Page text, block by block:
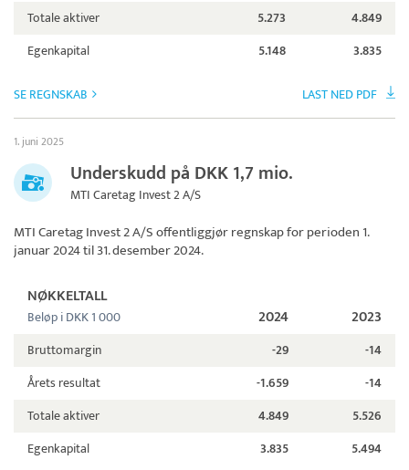
Totale aktiver
5.273
4.849
Egenkapital
5.148 3.835
SE REGNSKAB LAST NED PDF
1. juni 2025
Underskudd på DKK 1,7 mio.
MTI Caretag Invest 2 A/S
MTI Caretag Invest 2 A/Soffentliggjør regnskap for perioden 1.
januar 2024 til 31. desember 2024.
NØKKELTALL
Beløp i DKK 1 000 2024 2023
Bruttomargin -29
-14
Årets resultat
-1.659
-14
Totale aktiver
4.849
5.526
Egenkapital
3.835 5.494